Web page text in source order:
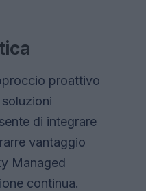
proattivo
di integrare
vantaggio
Managed
continua.